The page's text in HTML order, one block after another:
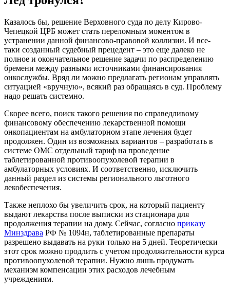
Казалось бы, решение Верховного суда по делу Кирово-
Чепецкой ЦРБ может стать переломным моментом в
устранении данной финансово-правовой коллизии. И все-
таки созданный судебный прецедент – это еще далеко не
полное и окончательное решение задачи по распределению
бремени между разными источниками финансирования
онкослужбы. Вряд ли можно предлагать регионам управлять
ситуацией «вручную», всякий раз обращаясь в суд. Проблему
надо решать системно.
Скорее всего, поиск такого решения по справедливому
финансовому обеспечению лекарственной помощи
онкопациентам на амбулаторном этапе лечения будет
продолжен. Один из возможных вариантов – разработать в
системе ОМС отдельный тариф на проведение
таблетированной противоопухолевой терапии в
амбулаторных условиях. И соответственно, исключить
данный раздел из системы регионального льготного
лекобеспечения.
Также неплохо бы увеличить срок, на который пациенту
выдают лекарства после выписки из стационара для
продолжения терапии на дому. Сейчас, согласно приказу
Минздрава РФ № 1094н, таблетированные препараты
разрешено выдавать на руки только на 5 дней. Теоретически
этот срок можно продлить с учетом продолжительности курса
противоопухолевой терапии. Нужно лишь продумать
механизм компенсации этих расходов лечебным
учреждениям.